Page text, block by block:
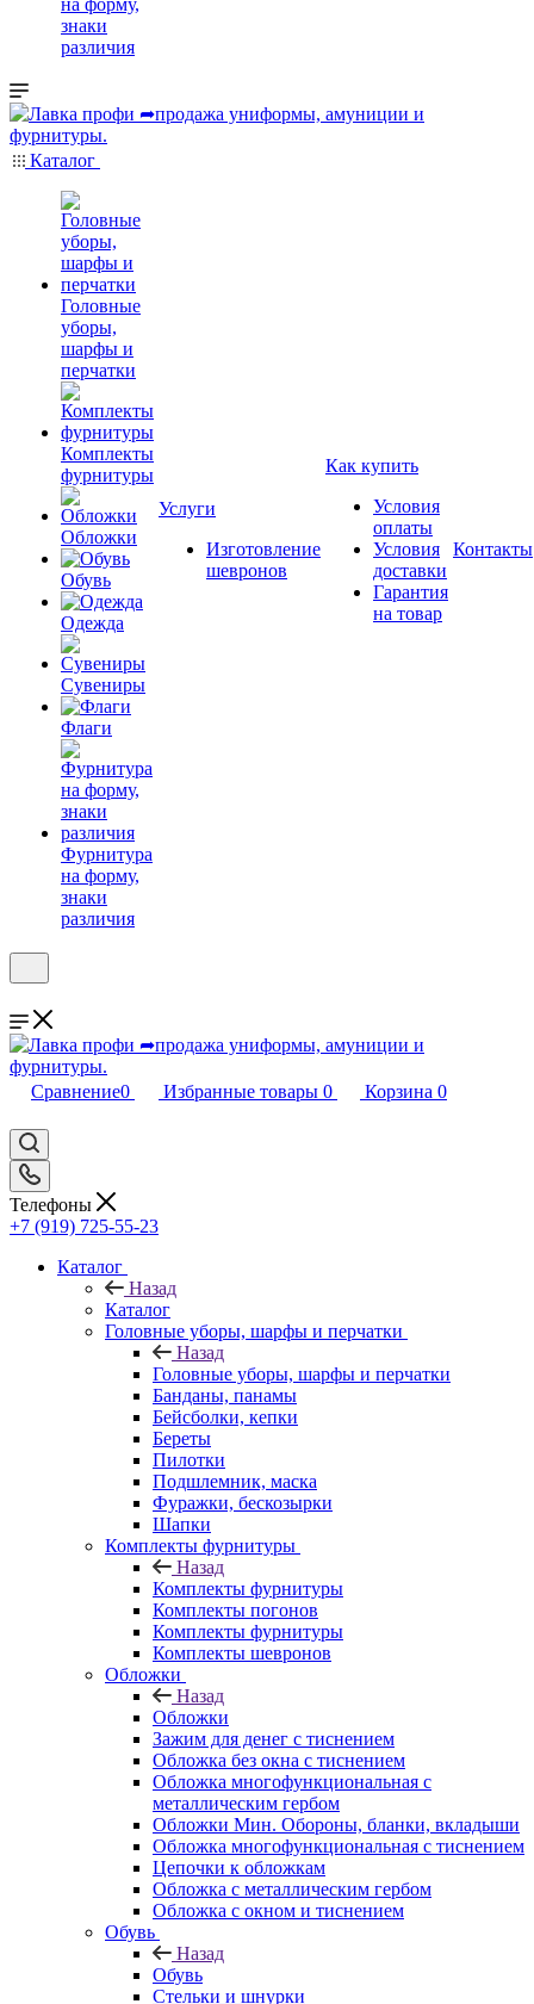
на форму,
знаки
различия
Каталог
Головные
уборы,
шарфы и
перчатки
Комплекты
фурнитуры
Обложки
Обувь
Одежда
Сувениры
Флаги
Фурнитура
на форму,
знаки
различия
Услуги
Изготовление
шевронов
Как купить
Условия
оплаты
Условия
доставки
Гарантия
на товар
Контакты
Сравнение0 Избранные товары 0 Корзина 0
Телефоны
+7 (919) 725-55-23
Каталог
Назад
Каталог
Головные уборы, шарфы и перчатки
Назад
Головные уборы, шарфы и перчатки
Банданы, панамы
Бейсболки, кепки
Береты
Пилотки
Подшлемник, маска
Фуражки, бескозырки
Шапки
Комплекты фурнитуры
Назад
Комплекты фурнитуры
Комплекты погонов
Комплекты фурнитуры
Комплекты шевронов
Обложки
Назад
Обложки
Зажим для денег с тиснением
Обложка без окна с тиснением
Обложка многофункциональная с
металлическим гербом
Обложки Мин. Обороны, бланки, вкладыши
Обложка многофункциональная с тиснением
Цепочки к обложкам
Обложка с металлическим гербом
Обложка с окном и тиснением
Обувь
Назад
Обувь
Стельки и шнурки